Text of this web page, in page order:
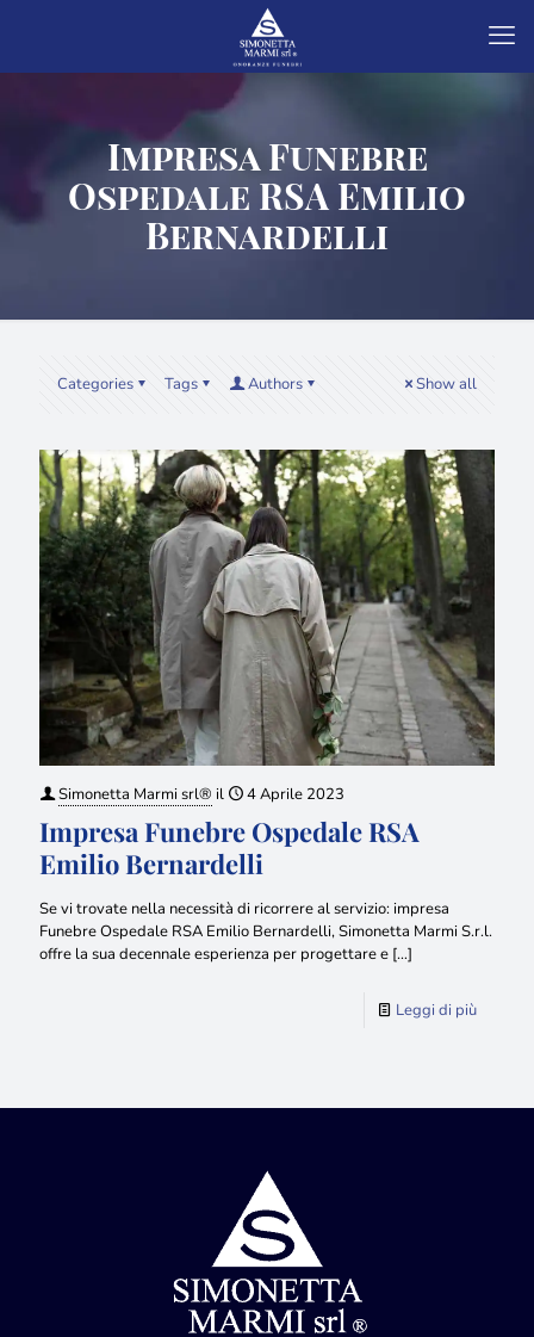
Impresa Funebre
Ospedale RSA Emilio
Bernardelli
Categories Tags Authors Show all
Simonetta Marmi srl® il 4 Aprile 2023
Impresa Funebre Ospedale RSA
Emilio Bernardelli
Se vi trovate nella necessità di ricorrere al servizio: impresa
Funebre Ospedale RSA Emilio Bernardelli, Simonetta Marmi S.r.l.
offre la sua decennale esperienza per progettare e […]
Leggi di più